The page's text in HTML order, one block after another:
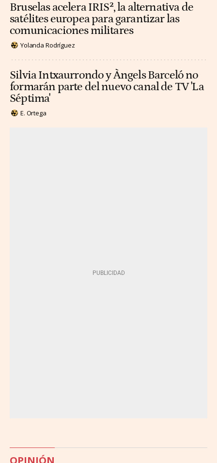
Bruselas acelera IRIS², la alternativa de
satélites europea para garantizar las
comunicaciones militares
Yolanda Rodríguez
Silvia Intxaurrondo y Àngels Barceló no
formarán parte del nuevo canal de TV 'La
Séptima'
E. Ortega